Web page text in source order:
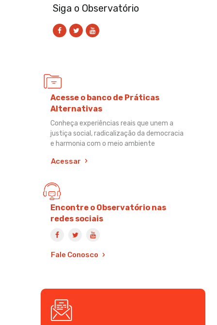
Siga o Observatório
Acesse o banco de Práticas
Alternativas
Conheça experiências reais que unem a
justiça social, radicalização da democracia
e harmonia com o meio ambiente
Acessar
Encontre o Observatório nas
redes sociais
Fale Conosco